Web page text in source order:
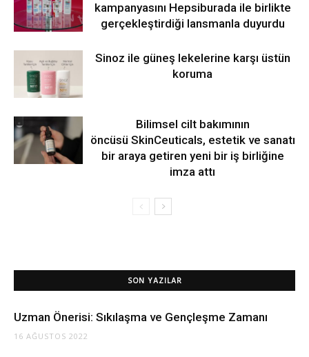
kampanyasını Hepsiburada ile birlikte
gerçekleştirdiği lansmanla duyurdu
Sinoz ile güneş lekelerine karşı üstün
koruma
Bilimsel cilt bakımının
öncüsü SkinCeuticals, estetik ve sanatı
bir araya getiren yeni bir iş birliğine
imza attı
SON YAZILAR
Uzman Önerisi: Sıkılaşma ve Gençleşme Zamanı
16 AĞUSTOS 2022